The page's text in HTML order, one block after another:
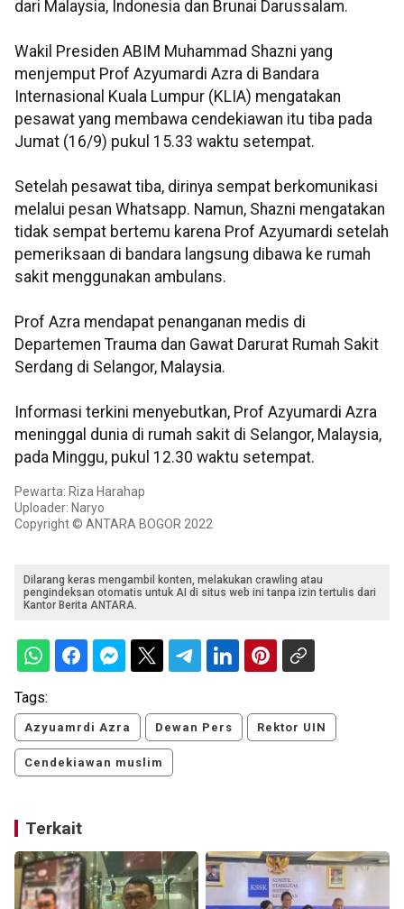
dari Malaysia, Indonesia dan Brunai Darussalam.
Wakil Presiden ABIM Muhammad Shazni yang
menjemput Prof Azyumardi Azra di Bandara
Internasional Kuala Lumpur (KLIA) mengatakan
pesawat yang membawa cendekiawan itu tiba pada
Jumat (16/9) pukul 15.33 waktu setempat.
Setelah pesawat tiba, dirinya sempat berkomunikasi
melalui pesan Whatsapp. Namun, Shazni mengatakan
tidak sempat bertemu karena Prof Azyumardi setelah
pemeriksaan di bandara langsung dibawa ke rumah
sakit menggunakan ambulans.
Prof Azra mendapat penanganan medis di
Departemen Trauma dan Gawat Darurat Rumah Sakit
Serdang di Selangor, Malaysia.
Informasi terkini menyebutkan, Prof Azyumardi Azra
meninggal dunia di rumah sakit di Selangor, Malaysia,
pada Minggu, pukul 12.30 waktu setempat.
Pewarta: Riza Harahap
Uploader: Naryo
Copyright © ANTARA BOGOR 2022
Dilarang keras mengambil konten, melakukan crawling atau
pengindeksan otomatis untuk AI di situs web ini tanpa izin tertulis dari
Kantor Berita ANTARA.
Tags:
Azyuamrdi Azra Dewan Pers Rektor UIN
Cendekiawan muslim
Terkait